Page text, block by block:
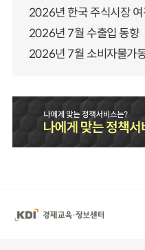
2026년 한국 주식시장 여
2026년 7월 수출입 동향
2026년 7월 소비자물가